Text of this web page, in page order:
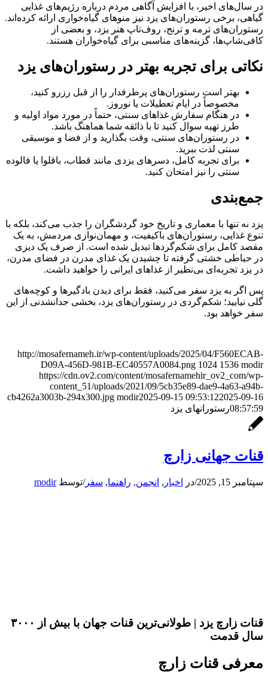
در سال‌های اخیر، با افزایش آگاهی مردم درباره رژیم‌های غذایی
گیاهی، برخی رستوران‌های یزد نیز منوهای گیاه‌خواری ارائه کرده‌اند.
رستوران‌های ترمه و ترنج، روف‌تاپ هنر یزد، و بعضی از
کافی‌شاپ‌ها، گزینه‌های مناسبی برای گیاه‌خواران هستند.
نکاتی برای تجربه بهتر در رستوران‌های یزد
بهتر است رستوران‌های پرطرفدار را از قبل رزرو کنید،
مخصوصاً در ایام تعطیلات یا نوروز.
در هنگام سفارش غذاهای سنتی، حتماً در مورد مواد اولیه و
طرز تهیه سوال کنید تا با ذائقه شما هماهنگ باشد.
در رستوران‌های سنتی، وقت بگذارید و از فضا و موسیقی
سنتی لذت ببرید.
برای تجربه کامل، دسرهای یزدی مانند قطاب، باقلوا یا فالوده
سنتی را نیز امتحان کنید.
جمع‌بندی
یزد نه تنها با معماری و تاریخ خود گردشگران را جذب می‌کند، بلکه با
تنوع غذایی، رستوران‌های باکیفیت، و مهمان‌نوازی مردمش، به یک
مقصد کامل برای شکم‌گردها تبدیل شده است. از صرف یک دیزی
در حیاطی خشتی گرفته تا چشیدن یک غذای مدرن در فضای مدرن،
در یزد تجربه‌ای بی‌نظیر از غذاهای ایرانی را خواهید داشت.
پس اگر به یزد سفر می‌کنید، فقط برای دیدن بادگیرها و کوچه‌های
گلی نیایید؛ شکم‌گردی در رستوران‌های یزد، بخشی جدانشدنی از این
سفر خواهد بود.
http://mosafernameh.ir/wp-content/uploads/2025/04/F560ECAB-
D09A-456D-981B-EC40557A0084.png 1024 1536 modir
https://cdn.ov2.com/content/mosafernamehir_ov2_com/wp-
content_51/uploads/2021/09/5cb35e89-dae9-4a63-a94b-
cb4262a3003b-294x300.jpg modir2025-09-15 09:53:122025-09-16
08:57:59رستورانهای یزد
قنات جهانی زارچ
سپتامبر 15, 2025 /در اخبار , انجمن, راهنما, سفر/توسطmodir
قنات زارچ یزد | طولانی‌ترین قنات جهان با بیش از ۳۰۰۰
سال قدمت
معرفی قنات زارچ